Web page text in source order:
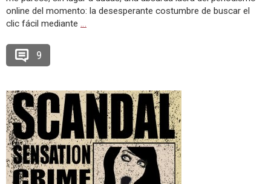
online del momento: la desesperante costumbre de buscar el
clic fácil mediante …
9